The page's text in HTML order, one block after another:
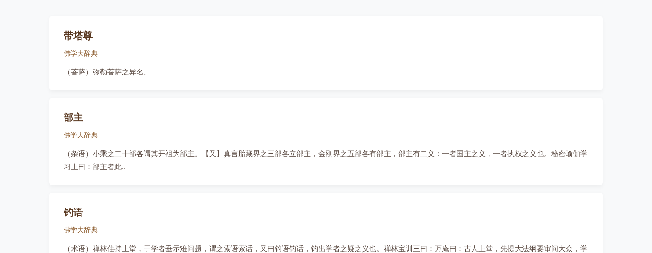
带塔尊
佛学大辞典
（菩萨）弥勒菩萨之异名。
部主
佛学大辞典
（杂语）小乘之二十部各谓其开祖为部主。【又】真言胎藏界之三部各立部主，金刚界之五部各有部主，部主有二义：一者国主之义，一者执权之义也。秘密瑜伽学
习上曰：部主者此..
钓语
佛学大辞典
（术语）禅林住持上堂，于学者垂示难问题，谓之索语索话，又曰钓语钓话，钓出学者之疑之义也。禅林宝训三曰：万庵曰：古人上堂，先提大法纲要审问大众，学